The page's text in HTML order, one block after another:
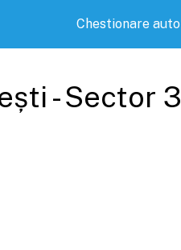
Chestionare auto
- Sector 3